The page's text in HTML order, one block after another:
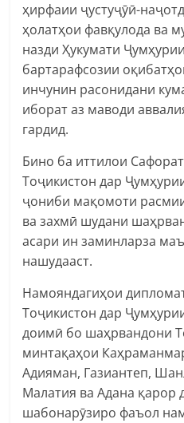
ҳирфаии ҷустуҷӯӣ-
ҳолатҳои фавқулода ва
назди Ҳукумати
бартарафсозии
инчунин расонидани
иборат аз маводи
гардид.
Бино ба иттилои
Тоҷикистон дар
ҷониби мақомоти
ва захмӣ шудани
асари ин заминларза
нашудааст.
Намояндагиҳои
Тоҷикистон дар
доимӣ бо шаҳрвандони
минтақаҳои
Адияман, Газиантеп,
Малатия ва Адана қарор
шабонарӯзиро фаъол